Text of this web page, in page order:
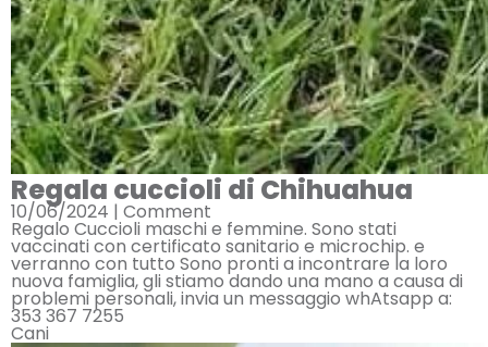
Regala cuccioli di Chihuahua
10/06/2024 | Comment
Regalo Cuccioli maschi e femmine. Sono stati
vaccinati con certificato sanitario e microchip. e
verranno con tutto Sono pronti a incontrare la loro
nuova famiglia, gli stiamo dando una mano a causa di
problemi personali, invia un messaggio whAtsapp a:
353 367 7255
Cani